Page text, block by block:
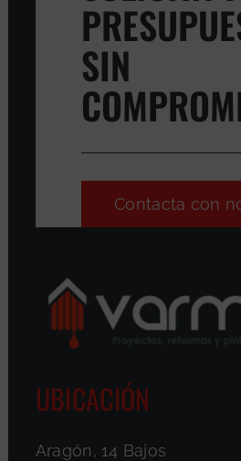
SIN
Contacta con
UBICACIÓN
Aragón, 14 Bajos